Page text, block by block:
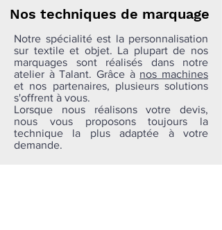
Nos techniques de marquage
Notre spécialité est la personnalisation
sur textile et objet. La plupart de nos
marquages sont réalisés dans notre
atelier à Talant. Grâce à nos machines
et nos partenaires, plusieurs solutions
s'offrent à vous.
Lorsque nous réalisons votre devis,
nous vous proposons toujours la
technique la plus adaptée à votre
demande.